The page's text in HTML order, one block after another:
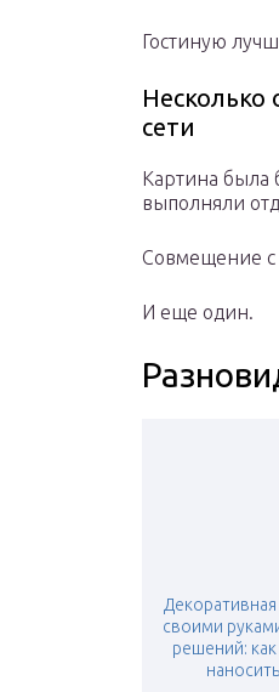
Гостиную
Несколько
сети
Картина была
выполняли
Совмещение с
И еще один.
своими
решений: как